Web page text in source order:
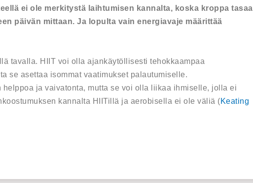
ei ole merkitystä laihtumisen kannalta, koska kroppa tasaa
päivän mittaan. Ja lopulta vain energiavaje määrittää
tavalla. HIIT voi olla ajankäytöllisesti tehokkaampaa
se asettaa isommat vaatimukset palautumiselle.
ja vaivatonta, mutta se voi olla liikaa ihmiselle, jolla ei
kannalta HIITillä ja aerobisella ei ole väliä (Keating